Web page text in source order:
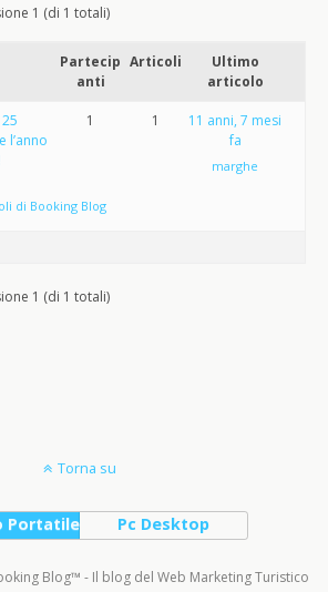
1 (di 1 totali)
Partecip
anti
Articoli
Ultimo
articolo
l’anno
di Booking Blog
1 1
11 anni, 7 mesi
fa
marghe
1 (di 1 totali)
Torna su
Portatile Pc Desktop
Blog™ - Il blog del Web Marketing Turistico